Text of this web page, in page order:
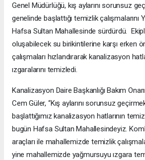
Genel Müdürlüğü, kış aylarını sorunsuz
genelinde başlattığı temizlik çalışmalarını
Hafsa Sultan Mahallesinde sürdürdü.
oluşabilecek su birikintilerine karşı erken
çalışmaları hızlandırarak kanalizasyon
ızgaralarını temizledi.
Kanalizasyon Daire Başkanlığı Bakım
Cem Güler, “Kış aylarını sorunsuz
başlattığımız kanalizasyon hatlarının
bugün Hafsa Sultan Mahallesindeyiz.
araçları ile mahallemizde temizlik
yine mahallemizde yağmursuyu ızgara